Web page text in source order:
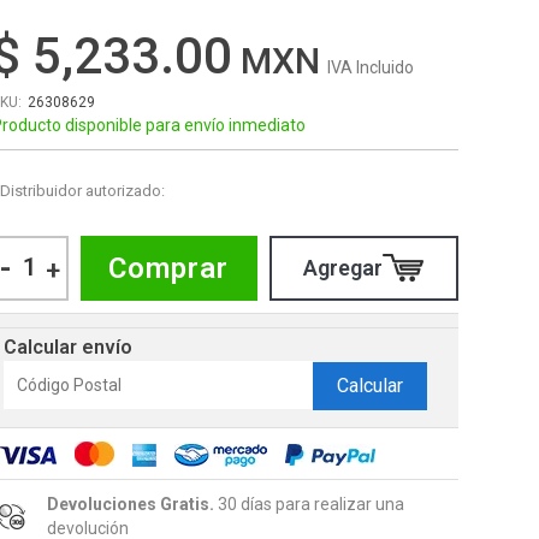
5,233.00 IVA Incluido
26308629
disponible para envío inmediato
Distribuidor autorizado:
- + Comprar
Calcular envío
Calcular
Devoluciones Gratis. 30 días para realizar una
devolución